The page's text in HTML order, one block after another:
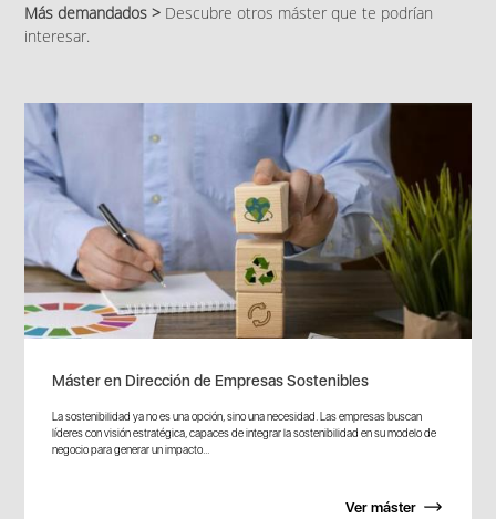
Más demandados > Descubre otros máster que te podrían
interesar.
Máster en Dirección de Empresas Sostenibles
La sostenibilidad ya no es una opción, sino una necesidad. Las empresas buscan
líderes con visión estratégica, capaces de integrar la sostenibilidad en su modelo de
negocio para generar un impacto...
Ver máster